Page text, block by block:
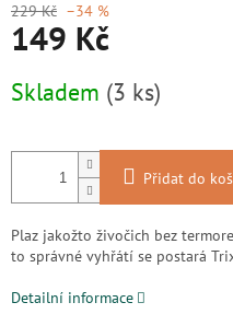
229 Kč –34 %
149 Kč
cena:
Skladem (3 ks)
Přidat do
Plaz jakožto živočich bez
to správné vyhřátí se postará
Detailní informace